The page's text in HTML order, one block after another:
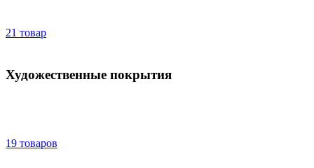
21 товар
Художественные покрытия
19 товаров